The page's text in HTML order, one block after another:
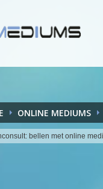
ONLINE MEDIUMS
bellen met online